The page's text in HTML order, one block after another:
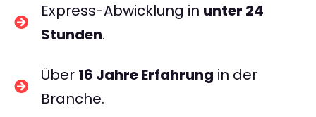
Express-Abwicklung in unter 24
Stunden.
Über 16 Jahre Erfahrung in der
Branche.